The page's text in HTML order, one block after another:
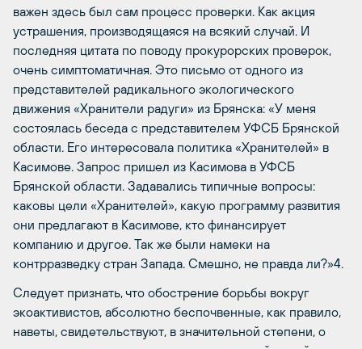
важен здесь был сам процесс проверки. Как акция
устрашения, производящаяся на всякий случай. И
последняя цитата по поводу прокурорских проверок,
очень симптоматичная. Это письмо от одного из
представителей радикального экологического
движения «Хранители радуги» из Брянска: «У меня
состоялась беседа с представителем УФСБ Брянской
области. Его интересовала политика «Хранителей» в
Касимове. Запрос пришел из Касимова в УФСБ
Брянской области. Задавались типичные вопросы:
каковы цели «Хранителей», какую программу развития
они предлагают в Касимове, кто финансирует
компанию и другое. Так же были намеки на
контрразведку стран Запада. Смешно, не правда ли?»4.
Следует признать, что обострение борьбы вокруг
экоактивистов, абсолютно беспочвенные, как правило,
наветы, свидетельствуют, в значительной степени, о